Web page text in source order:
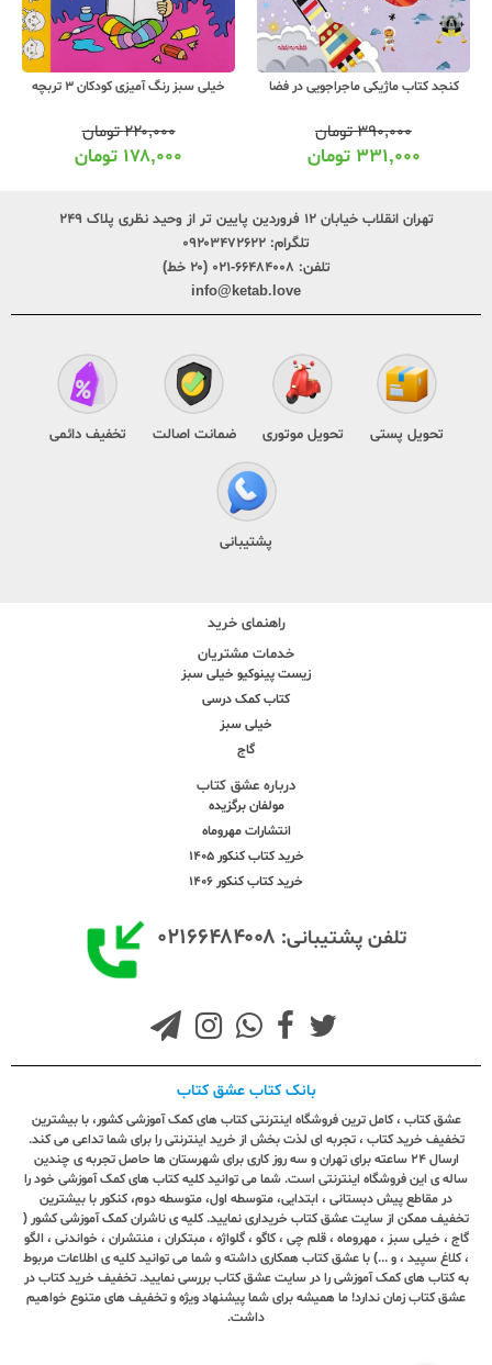
کنجد کتاب ماژیکی ماجراجویی در فضا
۳۹۰,۰۰۰تومان
۳۳۱,۰۰۰ تومان
خیلی سبز رنگ آمیزی کودکان 3 تربچه
۲۲۰,۰۰۰تومان
۱۷۸,۰۰۰ تومان
تهران انقلاب خیابان ۱۲ فروردین پایین تر از وحید نظری پلاک ۲۴۹
تلگرام: ۰۹۲۰۳۴۷۲۶۲۲
تلفن: ۶۶۴۸۴۰۰۸-۰۲۱ (۲۰ خط)
info@ketab.love
تحویل پستی تحویل موتوری ضمانت اصالت تخفیف دائمی
پشتیبانی
راهنمای خرید
خدمات مشتریان
زیست پینوکیو خیلی سبز
کتاب کمک درسی
خیلی سبز
گاج
درباره عشق کتاب
مولفان برگزیده
انتشارات مهروماه
خرید کتاب کنکور 1405
خرید کتاب کنکور 1406
تلفن پشتیبانی: ۰۲۱۶۶۴۸۴۰۰۸
بانک کتاب عشق کتاب
عشق کتاب ، کامل ترین فروشگاه اینترنتی کتاب های کمک آموزشی کشور، با بیشترین
تخفیف خرید کتاب ، تجربه ای لذت بخش از خرید اینترنتی را برای شما تداعی می کند.
ارسال ٢٤ ساعته برای تهران و سه روز کاری برای شهرستان ها حاصل تجربه ی چندین
ساله ی این فروشگاه اینترنتی است. شما می توانید کلیه کتاب های کمک آموزشی خود را
در مقاطع پیش دبستانی ، ابتدایی، متوسطه اول، متوسطه دوم، کنکور با بیشترین
تخفیف ممکن از سایت عشق کتاب خریداری نمایید. کلیه ی ناشران کمک آموزشی کشور (
گاج ، خیلی سبز ، مهروماه ، قلم چی ، کاگو ، گلواژه ، مبتکران ، منتشران ، خواندنی ، الگو
، کلاغ سپید ، و ...) با عشق کتاب همکاری داشته و شما می توانید کلیه ی اطلاعات مربوط
به کتاب های کمک آموزشی را در سایت عشق کتاب بررسی نمایید. تخفیف خرید کتاب در
عشق کتاب زمان ندارد! ما همیشه برای شما پیشنهاد ویژه و تخفیف های متنوع خواهیم
داشت.